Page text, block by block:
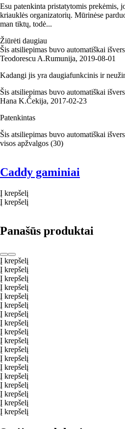
Esu patenkinta pristatytomis prekėmis,
kriauklės organizatorių. Mūrinėse
man tiktų, todė...
Žiūrėti daugiau
Šis atsiliepimas buvo automatiškai
Teodorescu A.Rumunija, 2019‑08‑01
Kadangi jis yra daugiafunkcinis ir
Šis atsiliepimas buvo automatiškai
Hana K.Čekija, 2017‑02‑23
Patenkintas
Šis atsiliepimas buvo automatiškai
visos apžvalgos (30)
Caddy gaminiai
Į krepšelį
Į krepšelį
Panašūs produktai
Į krepšelį
Į krepšelį
Į krepšelį
Į krepšelį
Į krepšelį
Į krepšelį
Į krepšelį
Į krepšelį
Į krepšelį
Į krepšelį
Į krepšelį
Į krepšelį
Į krepšelį
Į krepšelį
Į krepšelį
Į krepšelį
Į krepšelį
Į krepšelį